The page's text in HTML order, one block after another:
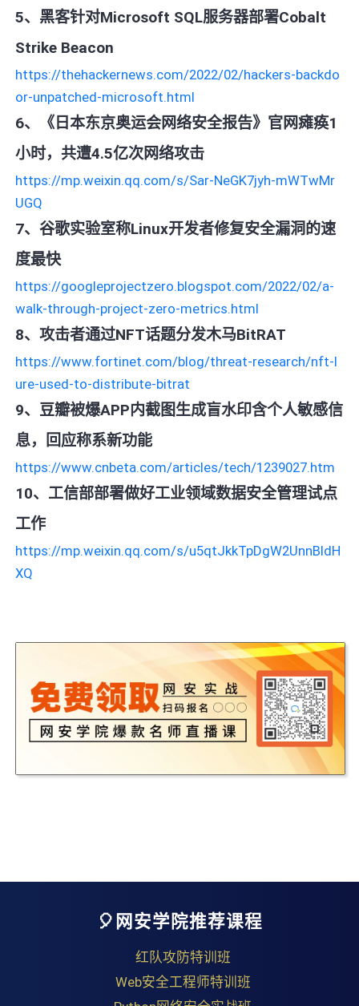
5、黑客针对Microsoft SQL服务器部署Cobalt
Strike Beacon
https://thehackernews.com/2022/02/hackers-backdo
or-unpatched-microsoft.html
6、《日本东京奥运会网络安全报告》官网瘫痪1
小时，共遭4.5亿次网络攻击
https://mp.weixin.qq.com/s/Sar-NeGK7jyh-mWTwMr
UGQ
7、谷歌实验室称Linux开发者修复安全漏洞的速
度最快
https://googleprojectzero.blogspot.com/2022/02/a-
walk-through-project-zero-metrics.html
8、攻击者通过NFT话题分发木马BitRAT
https://www.fortinet.com/blog/threat-research/nft-l
ure-used-to-distribute-bitrat
9、豆瓣被爆APP内截图生成盲水印含个人敏感信
息，回应称系新功能
https://www.cnbeta.com/articles/tech/1239027.htm
10、工信部部署做好工业领域数据安全管理试点
工作
https://mp.weixin.qq.com/s/u5qtJkkTpDgW2UnnBldH
XQ
🎈网安学院推荐课程
红队攻防特训班
Web安全工程师特训班